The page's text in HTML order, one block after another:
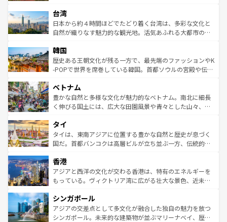
ならではの贅沢な旅のスタイルだ。 なお、新着のアメリカ
情報はコンテンツ一覧を参照してほしい。
れるおもてなしの心で訪れる人々を迎えてくれるハワイの
人々、おいしいローカルフードやハワイアンミュージッ
ク、伝統的なフラダンスなど、すべてがハワイの魅力を彩
ワイを、存分に味わってほしい。 なお、新着のハワイ情報
はコンテンツ一覧を参照してほしい。
リアリーフや大陸中央部にそびえるウルル（エアーズロッ
ク）、タスマニアの美しい原生林やケアンズの熱帯雨林な
ど、見どころがたくさん。また、カフェやワイン、オージ
いる。アクティビティも充実しており、サーフィンやダイ
ビング、ハイキングなど、アウトドア好きにはたまらな
い。オーストラリアの多彩な魅力を存分に味わいつくそ
参照してほしい。
台湾
日本から約４時間ほどでたどり着く台湾は、多彩な文化と
自然が織りなす魅力的な観光地。活気あふれる大都市の台
ン）、静ひつな山岳地帯である台湾東部など、都市の喧騒
と山間の静けさが共存しており、訪れる人に新しい発見と
驚きをもたらしてくれる。また、奥深い台湾の食文化も魅
容にもいいと評判のスイーツなど、バラエティ豊かな料理
が味わえる。 なお、新着の台湾情報は コンテンツ一覧を参
照してほしい。
韓国
歴史ある王朝文化が残る一方で、最先端のファッションやK
-POPで世界を席巻している韓国。首都ソウルの宮殿や伝統
き、地方に足を延ばせば四季折々の自然美を楽しむことが
できる。そして、キムチや焼肉、絶品のストリートフード
まで、さまざまな韓国料理が待っている。夜には、韓国な
リティに包まれながら、韓国の多彩な魅力を心ゆくまで味
わってみてほしい。 なお、新着の韓国情報はコンテンツ一
覧を参照してほしい。
ベトナム
豊かな自然と多様な文化が魅力的なベトナム。南北に細長
く伸びる国土には、広大な田園風景や青々とした山々、世
急速な発展と共に伝統が息づく。ハノイの古い町並みやホ
ーチミン市のフランス統治時代の建物も、独特の雰囲気を
醸し出している。また、バラエティの豊かさとおいしさで
とつ。フォーやバインミー、ベトナムコーヒーなどは、ぜ
ひ現地で味わいたい。どの地域を訪れてもあたたかい人々
が旅行者を迎えてくれるので、きっと忘れられない旅にな
参照してほしい。
タイ
タイは、東南アジアに位置する豊かな自然と歴史が息づく
国だ。首都バンコクは高層ビルが立ち並ぶ一方、伝統的な
の活気が交差している。北部ではチェンマイなどの山岳地
帯で自然と触れ合い、南部ではプーケットやクラビの美し
いビーチでリゾート気分を楽しむことができる。タイ料理
激する。気候は一年中温暖で、どの季節にも異なる楽しみ
が待っている。親しみやすいタイの人々、仏教を中心とし
た文化、そして多様な観光資源が、訪れる旅人を魅了し続
香港
アジアと西洋の文化が交わる香港は、特有のエネルギーを
もっている。ヴィクトリア湾に広がる壮大な景色、近未来
み、どこを訪れても感動するはず。観光スポットが密集し
ており、効率よく見どころを回れるのも魅力。息をのむよ
うな絶景から文化的な体験まで、香港を存分に楽しみ尽く
シンガポール
アジアの交差点として多文化が融合した独自の魅力を放つ
シンガポール。未来的な建築物が並ぶマリーナベイ、歴史